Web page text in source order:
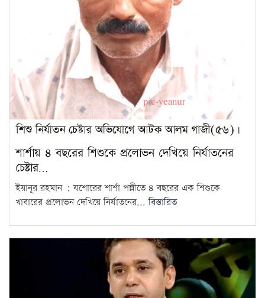
শার্শায় ৪ বছরের শিশুকে প্রলোভন দেখিয়ে নির্যাতনের
চেষ্টার…
ইয়ানূর রহমান : যশোরের শার্শা পল্লীতে ৪ বছরের এক শিশুকে
খাবারের প্রলোভন দেখিয়ে নির্যাতনের...বিস্তারিত